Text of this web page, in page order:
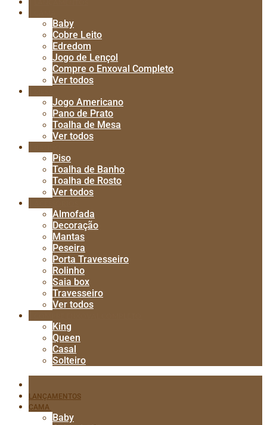
Baby
Cobre Leito
Edredom
Jogo de Lençol
Compre o Enxoval Completo
Ver todos
Jogo Americano
Pano de Prato
Toalha de Mesa
Ver todos
Piso
Toalha de Banho
Toalha de Rosto
Ver todos
Almofada
Decoração
Mantas
Peseira
Porta Travesseiro
Rolinho
Saia box
Travesseiro
Ver todos
King
Queen
Casal
Solteiro
LANÇAMENTOS
CAMA
Baby